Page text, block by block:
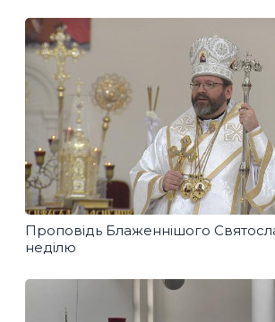
Проповідь Блаженнішого
неділю